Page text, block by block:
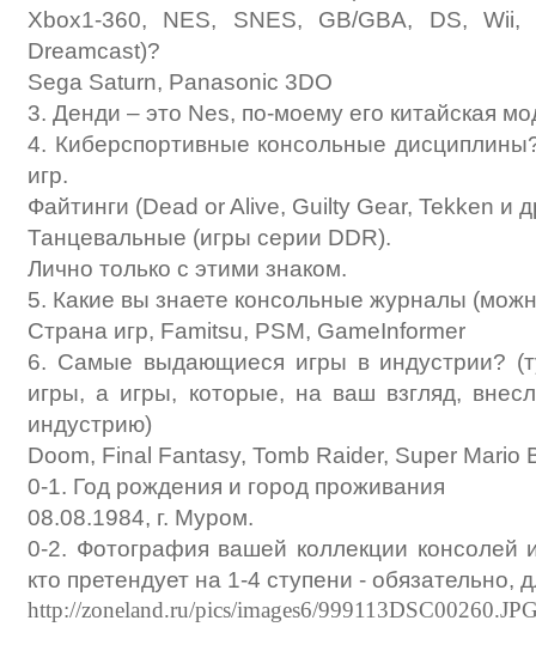
Xbox1-360, NES, SNES, GB/GBA, DS,
Dreamcast)?
Sega Saturn, Panasonic 3DO
3. Денди – это Nes, по-моему его китайская
4. Киберспортивные консольные
игр.
Файтинги (Dead or Alive, Guilty Gear, Tekken и
Танцевальные (игры серии DDR).
Лично только с этими знаком.
5. Какие вы знаете консольные журналы
Страна игр, Famitsu, PSM, GameInformer
6. Самые выдающиеся игры в индустрии?
игры, а игры, которые, на ваш взгляд,
индустрию)
Doom, Final Fantasy, Tomb Raider, Super Mario
0-1. Год рождения и город проживания
08.08.1984, г. Муром.
0-2. Фотография вашей коллекции консолей
кто претендует на 1-4 ступени -
http://zoneland.ru/pics/images6/